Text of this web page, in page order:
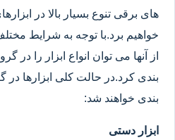
های برقی تنوع بسیار بالا در
خواهیم برد.با توجه به شرایط
از آنها می توان انواع ابزار را در
بندی کرد.در حالت کلی ابزارها در
بندی خواهند شد:
ابزار دستی